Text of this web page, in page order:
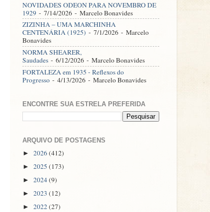
NOVIDADES ODEON PARA NOVEMBRO DE
1929 - 7/14/2026 - Marcelo Bonavides
ZIZINHA – UMA MARCHINHA
CENTENÁRIA (1925) - 7/1/2026 - Marcelo
Bonavides
NORMA SHEARER,
Saudades - 6/12/2026 - Marcelo Bonavides
FORTALEZA em 1935 - Reflexos do
Progresso - 4/13/2026 - Marcelo Bonavides
ENCONTRE SUA ESTRELA PREFERIDA
ARQUIVO DE POSTAGENS
► 2026(412)
► 2025 (173)
► 2024(9)
► 2023 (12)
► 2022(27)